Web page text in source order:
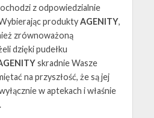
z odpowiedzialnie
produktyAGENITY,
zrównoważoną
dzięki pudełku
skradnie Wasze
na przyszłość, że są jej
w aptekach i właśnie